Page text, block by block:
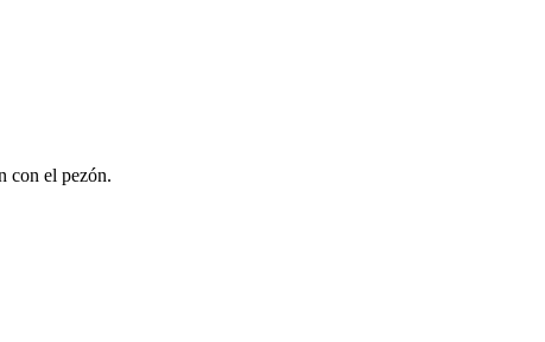
con el pezón.